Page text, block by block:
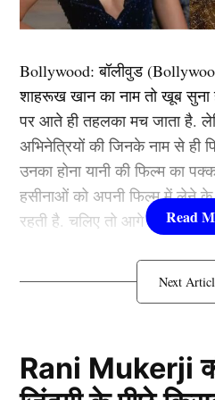
होने वाले टेस्ट सीरीज में टीम
खिलाड़ियों की वापसी करवाने
भारत के लिए आसान
Border Gavaskar Trophy 2025
Bollywood:बॉलीवुड (
शाहरूख खान का नाम तो खूब
पर आते ही तहलका मच जाता है.
अभिनेत्रियों की जिनके नाम से ही
उनका होना यानी की फिल्म का
हसीनाओं को अपनी फिल्म में लेने के
रहती है. चलिए तो आगे जानते हैं
कौन हैंBollywood की
Padukone)
Rani Mukerji